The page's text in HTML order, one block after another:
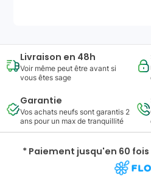
Livraison en 48h
Voir même peut être avant si
vous êtes sage
Garantie
Vos achats neufs sont garantis 2
ans pour un max de tranquillité
* Paiement jusqu'en 60